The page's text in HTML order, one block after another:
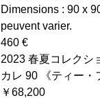
Dimensions : 90 x
peuvent varier.
460 €
2023 春夏コレクシ
カレ 90 《ティー・
￥68,200